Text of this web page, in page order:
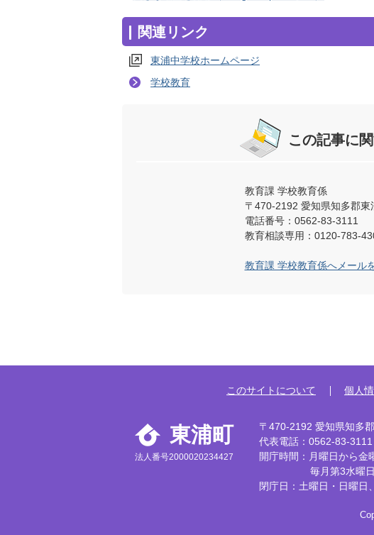
関連リンク
東浦中学校ホームページ
学校教育
この記事に
教育課 学校教育係
〒470-2192 愛知県知多郡
電話番号：0562-83-3111
教育相談専用：0120-783-
教育課 学校教育係へメール
このサイトについて 個人
東浦町
法人番号2000020234427
〒470-2192 愛知県知多
代表電話：0562-83-3111
開庁時間：月曜日から金
毎月第3水曜
閉庁日：土曜日・日曜日